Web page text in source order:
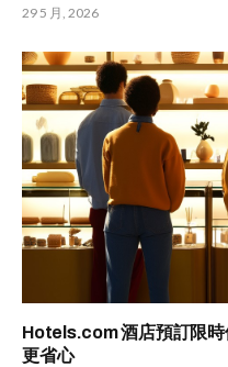
29 5 月, 2026
Hotels.com 酒店預訂限
更省心